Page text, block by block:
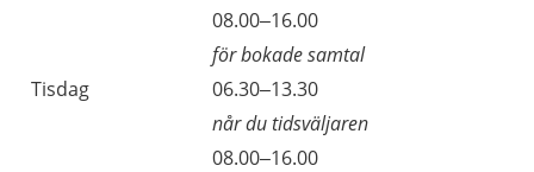
08.00–16.00
för bokade samtal
Tisdag
06.30–13.30
når du tidsväljaren
08.00–16.00